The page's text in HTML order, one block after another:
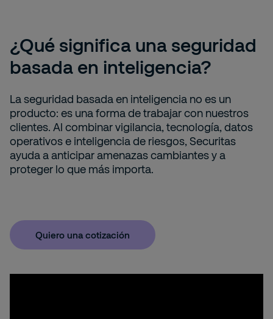
¿Qué significa una seguridad
basada en inteligencia?
La seguridad basada en inteligencia no es un
producto: es una forma de trabajarcon nuestros
clientes. Al combinar vigilancia, tecnología, datos
operativos e inteligencia de riesgos, Securitas
ayuda a anticipar amenazas cambiantes y a
proteger lo que más importa.
Quiero una cotización